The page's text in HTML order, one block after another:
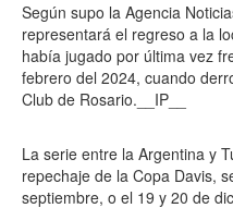
Según supo la Agencia
representará el regreso a la
había jugado por última vez
febrero del 2024, cuando
Club de Rosario.__IP__
La serie entre la Argentina y
repechaje de la Copa Davis,
septiembre, o el 19 y 20 de